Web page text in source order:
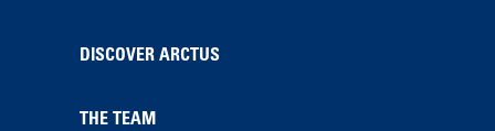
DISCOVER ARCTUS
THE TEAM